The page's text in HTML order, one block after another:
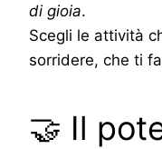
di gioia.
Scegli le attività
sorridere, che ti
🤝 Il